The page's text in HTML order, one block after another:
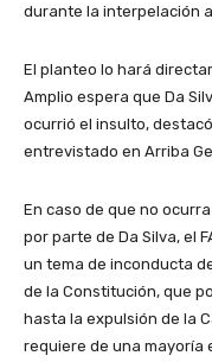
durante la interpelación
El planteo lo hará
Amplio espera que Da
ocurrió el insulto,
entrevistado en Arriba
En caso de que no
por parte de Da Silva, el
un tema de inconducta
de la Constitución, que
hasta la expulsión de la
requiere de una mayoría